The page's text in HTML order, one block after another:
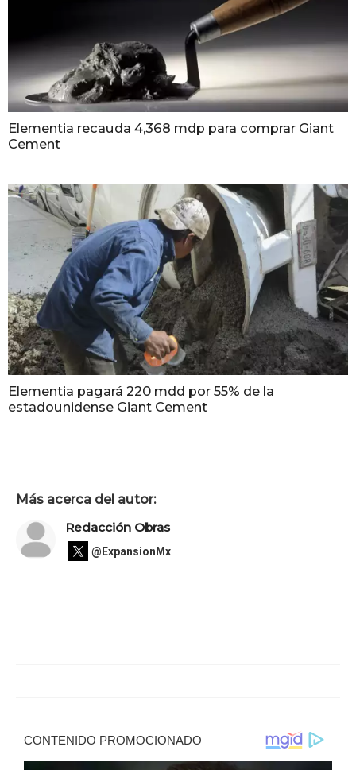
Elementia recauda 4,368 mdp para comprar Giant
Cement
Elementia pagará 220 mdd por 55% de la
estadounidense Giant Cement
Más acerca del autor:
Redacción Obras
@ExpansionMx